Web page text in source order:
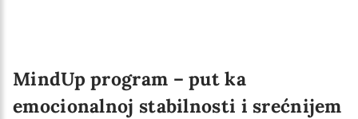
MindUp program – put ka
emocionalnoj stabilnosti i srećnijem